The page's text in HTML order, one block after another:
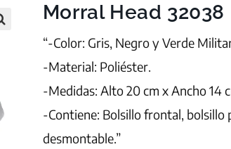
Morral Head 32038
“-Color: Gris, Negro y Verde
-Material: Poliéster.
-Medidas: Alto 20 cm x Ancho 14
-Contiene: Bolsillo frontal,
desmontable.”